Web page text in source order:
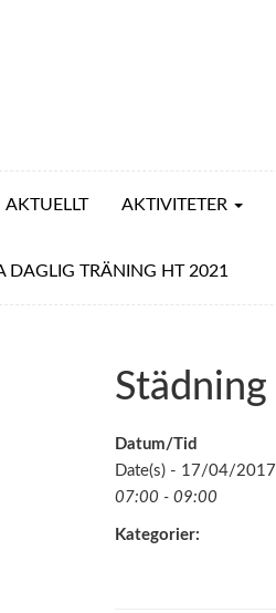
AKTUELLT AKTIVITETER
DAGLIG TRÄNING HT 2021
Städning
Datum/Tid
Date(s) - 17/04/2017
07:00 - 09:00
Kategorier: